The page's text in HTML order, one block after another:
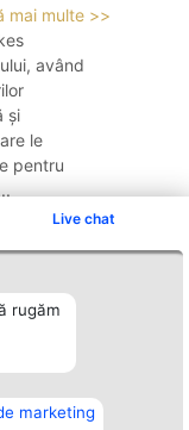
Live chat
rugăm
marketing
mai multe >>
având
și
le
pentru
Contact